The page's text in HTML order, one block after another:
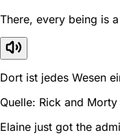
There, every being is
Dort ist jedes Wesen
Quelle: Rick and
Elaine just got the